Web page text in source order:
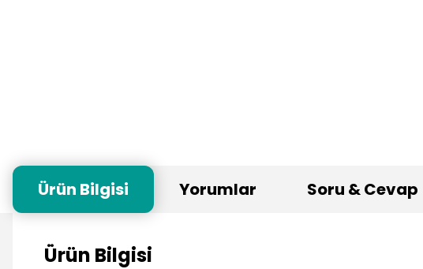
Ürün Bilgisi Yorumlar Soru & Cevap
Ürün Bilgisi